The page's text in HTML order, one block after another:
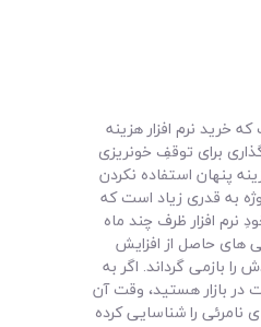
خرید نرم افزار هزینه
برای توقفِ خونریزی
پنهان استفاده نکردن
به قدری زیاد است که
نرم افزار ظرف چند ماه
های حاصل از افزایش
را بازمی گرداند. اگر به
در بازار هستید، وقت آن
را شناسایی کرده